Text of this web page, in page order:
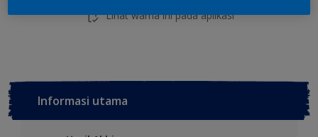
Lihat warna ini pada aplikasi
Informasi utama